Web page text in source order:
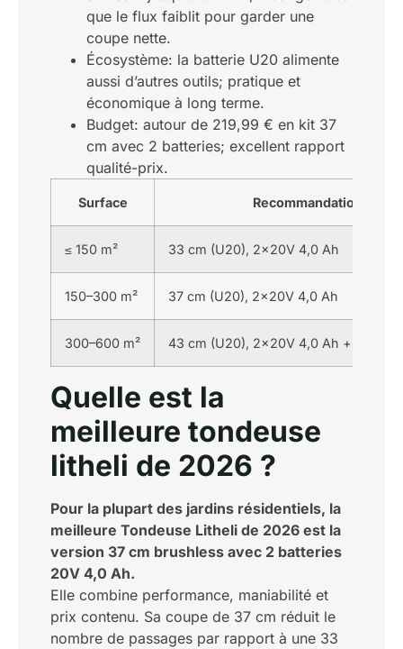
que le flux faiblit pour garder une
coupe nette.
Écosystème: la batterie U20 alimente
aussi d’autres outils; pratique et
économique à long terme.
Budget: autour de 219,99 € en kit 37
cm avec 2 batteries; excellent rapport
qualité-prix.
Surface Recommandation Litheli
≤ 150 m² 33 cm (U20), 2x20V 4,0 Ah
150–300 m² 37 cm (U20), 2x20V 4,0 Ah
300–600 m² 43 cm (U20), 2x20V 4,0 Ah +
Quelle est la
meilleure tondeuse
litheli de 2026 ?
Pour la plupart des jardins résidentiels, la
meilleure Tondeuse Litheli de 2026 est la
version 37 cm brushless avec 2 batteries
20V 4,0 Ah.
Elle combine performance, maniabilité et
prix contenu. Sa coupe de 37 cm réduit le
nombre de passages par rapport à une 33